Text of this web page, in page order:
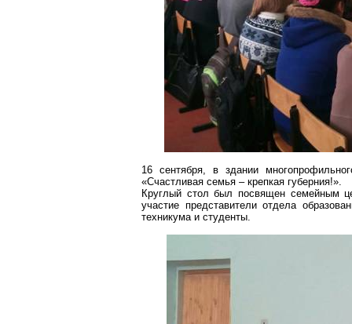
16 сентября, в здании
«Счастливая семья – крепкая губерния!».
Круглый стол был посвящен семейным
участие представители отдела
техникума и студенты.